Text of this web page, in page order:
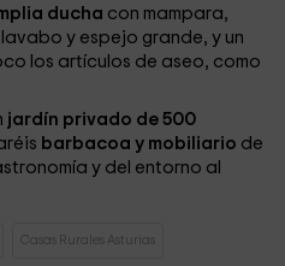
ducha con mampara,
y espejo grande, y un
los artículos de aseo, como
jardín privado de 500
barbacoa y mobiliario de
y del entorno al
Casas Rurales Asturias